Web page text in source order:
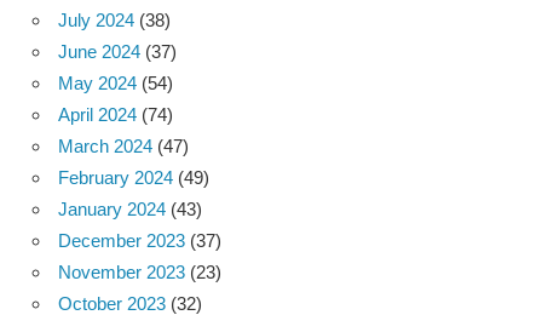
July 2024 (38)
June 2024 (37)
May 2024 (54)
April 2024 (74)
March 2024 (47)
February 2024 (49)
January 2024 (43)
December 2023 (37)
November 2023 (23)
October 2023 (32)